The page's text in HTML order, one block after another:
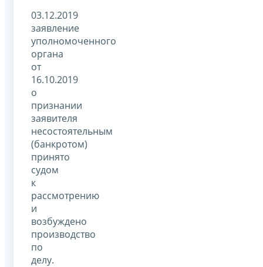
03.12.2019
заявление
уполномоченного
органа
от
16.10.2019
о
признании
заявителя
несостоятельным
(банкротом)
принято
судом
к
рассмотрению
и
возбуждено
производство
по
делу.